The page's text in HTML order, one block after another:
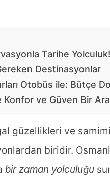
Tarihe Yolculuk!
Destinasyonlar
Otobüs ile: Bütçe
Konfor ve Güven Bir
güzellikleri ve
biridir.
bir zaman yolculuğu